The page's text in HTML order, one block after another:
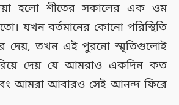
হলো শীতের সকালের এক ওম
যখন বর্তমানের কোনো পরিস্থিতি
দেয়, তখন এই পুরনো স্মৃতিগুলোই
দেয় যে আমরাও একদিন কত
আমরা আবারও সেই আনন্দ ফিরে